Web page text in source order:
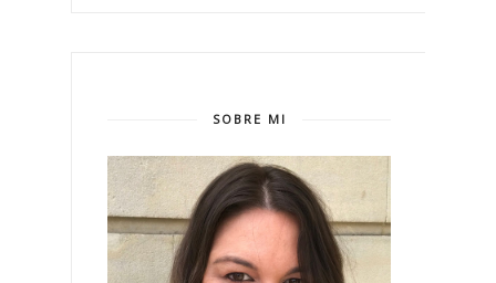
SOBRE MI